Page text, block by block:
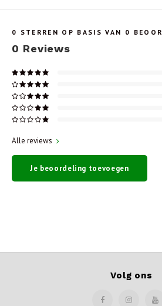
0 STERREN OP BASIS VAN 0
0 Reviews
Alle reviews
Je beoordeling toevoegen
Volg ons